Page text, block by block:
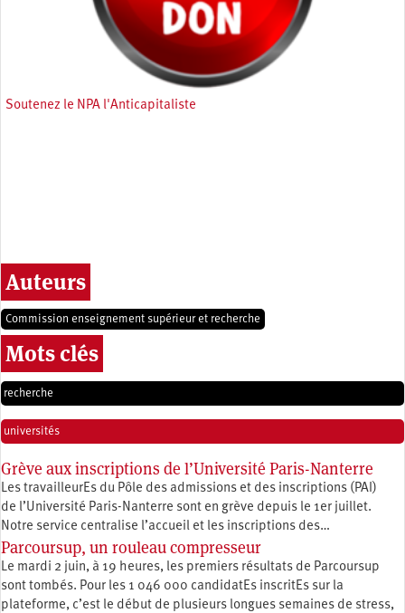
Soutenez le NPA l'Anticapitaliste
Auteurs
Commission enseignement supérieur et recherche
Mots clés
recherche
universités
Grève aux inscriptions de l’Université Paris-Nanterre
Les travailleurEs du Pôle des admissions et des inscriptions (PAI)
de l’Université Paris-Nanterre sont en grève depuis le 1er juillet.
Notre service centralise l’accueil et les inscriptions des…
Parcoursup, un rouleau compresseur
Le mardi 2 juin, à 19 heures, les premiers résultats de Parcoursup
sont tombés. Pour les 1 046 000 candidatEs inscritEs sur la
plateforme, c’est le début de plusieurs longues semaines de stress,